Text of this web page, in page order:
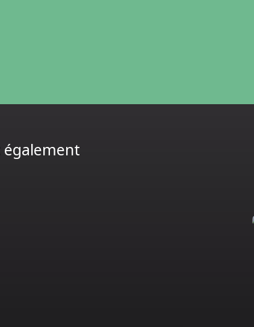
également